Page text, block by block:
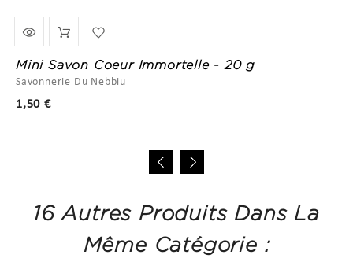
Mini Savon Coeur Immortelle - 20 g
Savonnerie Du Nebbiu
1,50 €
16 Autres Produits Dans La
Même Catégorie :